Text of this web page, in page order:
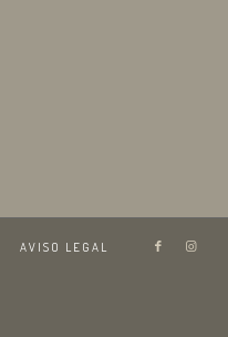
AVISO LEGAL